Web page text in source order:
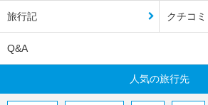
旅行記 クチコミ
Q&A
人気の旅行先